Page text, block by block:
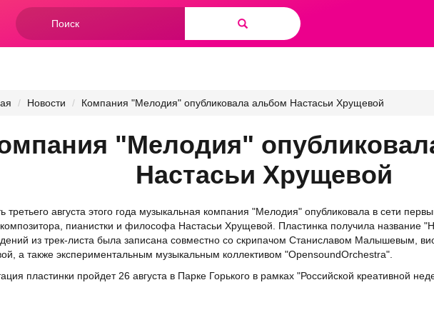
Форма
поиска
Новости Компания "Мелодия" опубликовала альбом Настасьи Хрущевой
"Мелодия"
Настасьи Хрущевой
третьего августа этого года музыкальная компания "Мелодия" опубликовала в сети
пианистки и философа Настасьи Хрущевой. Пластинка получила название
из трек-листа была записана совместно со скрипачом Станиславом Малышевым,
а также экспериментальным музыкальным коллективом "OpensoundOrchestra".
пластинки пройдет 26 августа в Парке Горького в рамках "Российской креативной